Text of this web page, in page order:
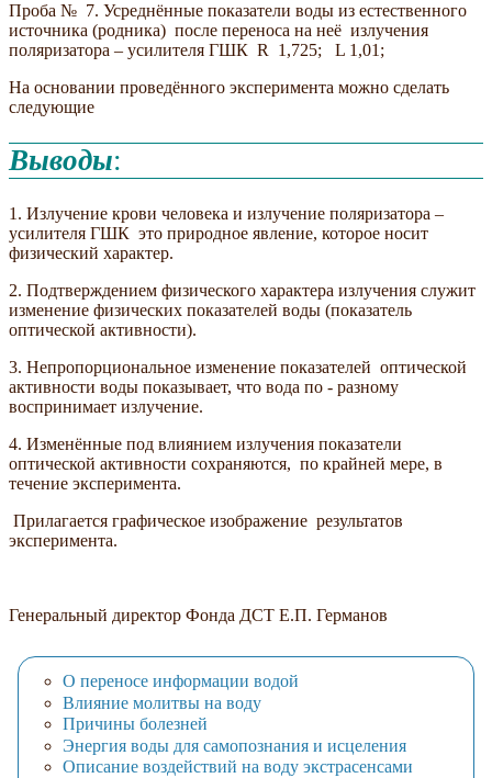
Проба № 7. Усреднённые показатели воды из естественного
источника (родника) после переноса на неё излучения
поляризатора – усилителя ГШК R 1,725; L 1,01;
На основании проведённого эксперимента можно сделать
следующие
Выводы:
1. Излучение крови человека и излучение поляризатора –
усилителя ГШК это природное явление, которое носит
физический характер.
2. Подтверждением физического характера излучения служит
изменение физических показателей воды (показатель
оптической активности).
3. Непропорциональное изменение показателей оптической
активности воды показывает, что вода по - разному
воспринимает излучение.
4. Изменённые под влиянием излучения показатели
оптической активности сохраняются, по крайней мере, в
течение эксперимента.
Прилагается графическое изображение результатов
эксперимента.
Генеральный директор Фонда ДСТ Е.П. Германов
О переносе информации водой
Влияние молитвы на воду
Причины болезней
Энергия воды для самопознания и исцеления
Описание воздействий на воду экстрасенсами